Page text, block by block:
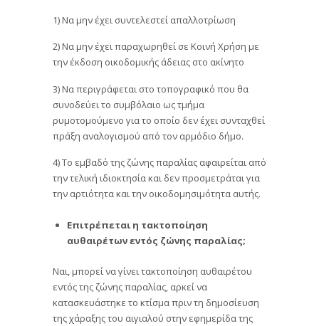
1) Να μην έχει συντελεστεί απαλλοτρίωση
2) Να μην έχει παραχωρηθεί σε Κοινή Χρήση με
την έκδοση οικοδομικής άδειας στο ακίνητο
3) Να περιγράφεται στο τοπογραφικό που θα
συνοδεύει το συμβόλαιο ως τμήμα
ρυμοτομούμενο για το οποίο δεν έχει συνταχθεί
πράξη αναλογισμού από τον αρμόδιο δήμο.
4) Το εμβαδό της ζώνης παραλίας αφαιρείται από
την τελική ιδιοκτησία και δεν προσμετράται για
την αρτιότητα και την οικοδομησιμότητα αυτής.
Επιτρέπεται η τακτοποίηση
αυθαιρέτων εντός ζώνης παραλίας;
Ναι, μπορεί να γίνει τακτοποίηση αυθαιρέτου
εντός της ζώνης παραλίας, αρκεί να
κατασκευάστηκε το κτίσμα πριν τη δημοσίευση
της χάραξης του αιγιαλού στην εφημερίδα της